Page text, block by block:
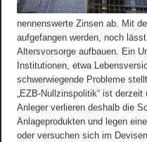
nennenswerte Zinsen ab. Mit
aufgefangen werden, noch
Altersvorsorge aufbauen. Ein
Institutionen, etwa
schwerwiegende Probleme
„EZB-Nullzinspolitik“ ist
Anleger verlieren deshalb die
Anlageprodukten und legen
oder versuchen sich im